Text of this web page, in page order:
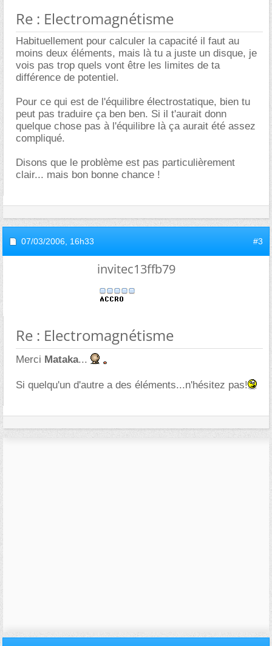
Re : Electromagnétisme
Habituellement pour calculer la capacité il faut au
moins deux éléments, mais là tu a juste un disque, je
vois pas trop quels vont être les limites de ta
différence de potentiel.
Pour ce qui est de l'équilibre électrostatique, bien tu
peut pas traduire ça ben ben. Si il t'aurait donn
quelque chose pas à l'équilibre là ça aurait été assez
compliqué.
Disons que le problème est pas particulièrement
clair... mais bon bonne chance !
07/03/2006, 16h33 #3
invitec13ffb79
Re : Electromagnétisme
Merci Mataka...
Si quelqu'un d'autre a des éléments...n'hésitez pas!